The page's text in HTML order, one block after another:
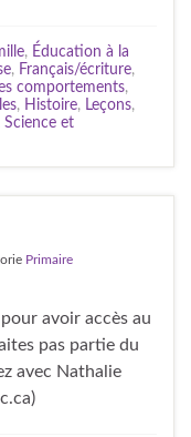
, Éducation à la
, Français/écriture,
comportements,
, Histoire, Leçons,
Science et
Primaire
avoir accès au
pas partie du
avec Nathalie